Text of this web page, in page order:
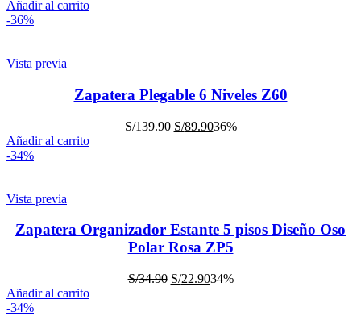
Añadir al carrito
-36%
Vista previa
Zapatera Plegable 6 Niveles Z60
S/139.90 S/89.9036%
Añadir al carrito
-34%
Vista previa
Zapatera Organizador Estante 5 pisos Diseño Oso
Polar Rosa ZP5
S/34.90 S/22.9034%
Añadir al carrito
-34%